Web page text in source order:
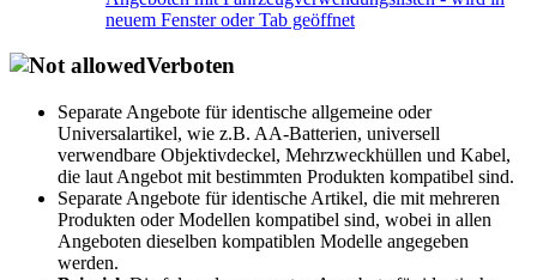
neuem Fenster oder Tab geöffnet
Verboten
Separate Angebote für identische allgemeine oder
Universalartikel, wie z.B. AA-Batterien, universell
verwendbare Objektivdeckel, Mehrzweckhüllen und Kabel,
die laut Angebot mit bestimmten Produkten kompatibel sind.
Separate Angebote für identische Artikel, die mit mehreren
Produkten oder Modellen kompatibel sind, wobei in allen
Angeboten dieselben kompatiblen Modelle angegeben
werden.